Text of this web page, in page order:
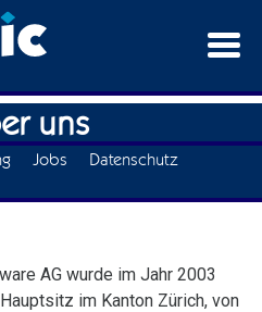
uns
Jobs
Datenschutz
AG wurde im Jahr 2003
im Kanton Zürich, von